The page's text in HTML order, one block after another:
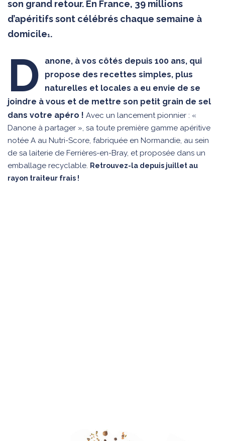
son grand retour. En France, 39 millions
d’apéritifs sont célébrés chaque semaine à
domicile1.
D
anone, à vos côtés depuis 100 ans, qui
propose des recettes simples, plus
naturelles et locales a eu envie de se
joindre à vous et de mettre son petit grain de sel
dans votre apéro ! Avec un lancement pionnier : «
Danone à partager », sa toute première gamme apéritive
notée A au Nutri-Score, fabriquée en Normandie, au sein
de sa laiterie de Ferrières-en-Bray, et proposée dans un
emballage recyclable. Retrouvez-la depuis juillet au
rayon traiteur frais !